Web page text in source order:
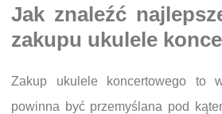
Jak znaleźć
zakupu ukulele
Zakup ukulele koncertowego to
powinna być przemyślana pod